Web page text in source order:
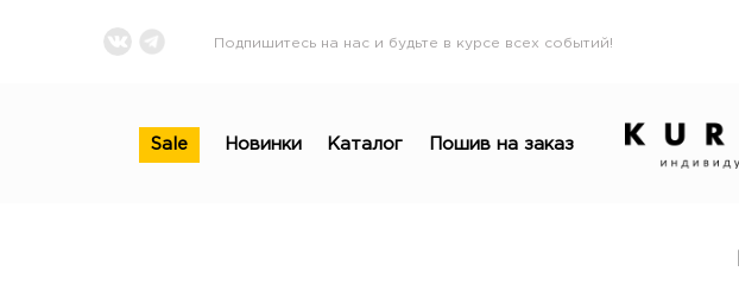
Подпишитесь на нас и будьте в курсе всех событий!
Sale Новинки Каталог Пошив на заказ